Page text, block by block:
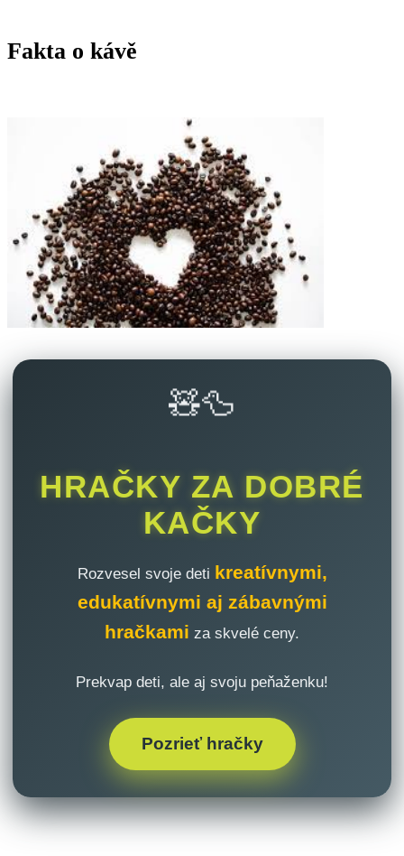
Fakta o kávě
🧸🦆
HRAČKY ZA DOBRÉ
KAČKY
Rozvesel svoje deti kreatívnymi,
edukatívnymi aj zábavnými
hračkami za skvelé ceny.
Prekvap deti, ale aj svoju peňaženku!
Pozrieť hračky